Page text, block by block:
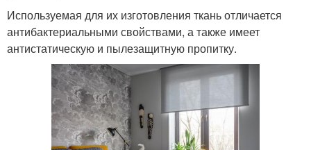
Используемая для их изготовления ткань отличается
антибактериальными свойствами, а также имеет
антистатическую и пылезащитную пропитку.